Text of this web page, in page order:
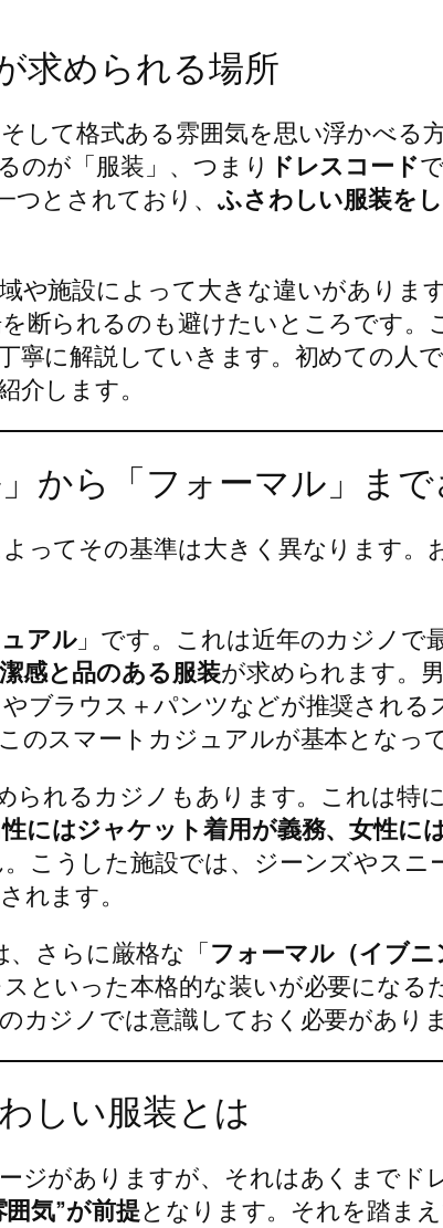
求められる場所
して格式ある雰囲気を思い浮かべる
のが「服装」、つまり ドレスコード
とされており、 ふさわしい服装を
や施設によって大きな違いがありま
断られるのも避けたいところです。
寧に解説していきます。初めての人
します。
から「フォーマル」まで
ってその基準は大きく異なります。
アル」です。これは近年のカジノで
感と品のある服装が求められます。
ブラウス＋パンツなどが推奨される
スマートカジュアルが基本となっ
れるカジノもあります。これは特
にはジャケット着用が義務、女性に
こうした施設では、ジーンズやスニ
れます。
さらに厳格な「フォーマル（イブニ
といった本格的な装いが必要になる
カジノでは意識しておく必要がありま
しい服装とは
がありますが、それはあくまでド
気”が前提となります。それを踏ま